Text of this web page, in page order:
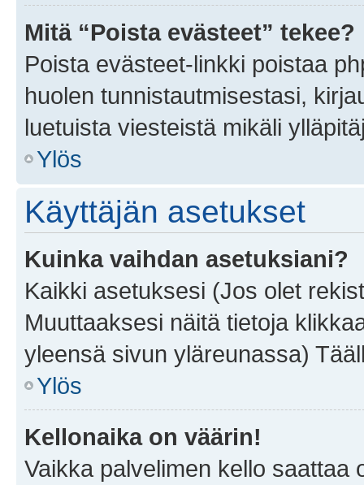
Mitä “Poista evästeet” tekee?
Poista evästeet-linkki poistaa
huolen tunnistautmisestasi,
luetuista viesteistä mikäli
Ylös
Käyttäjän asetukset
Kuinka vaihdan asetuksiani?
Kaikki asetuksesi (Jos olet
Muuttaaksesi näitä tietoja
yleensä sivun yläreunassa)
Ylös
Kellonaika on väärin!
Vaikka palvelimen kello saattaa